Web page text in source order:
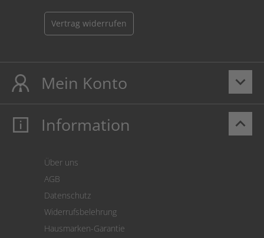
Vertrag widerrufen
keyboard_arrow_down
Mein Konto
Mein Konto
keyboard_arrow_up
Information
Über uns
AGB
Datenschutz
Widerrufsbelehrung
Hausmarken-Garantie